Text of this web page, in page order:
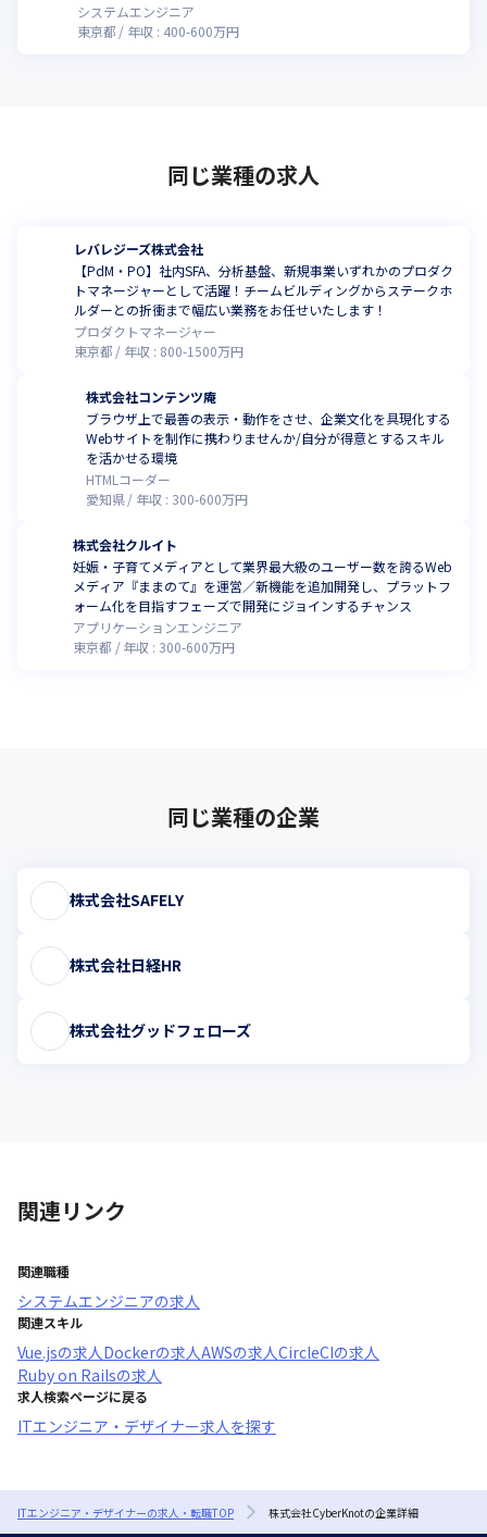
システムエンジニア
東京都
年収 : 400-600万円
同じ業種の求人
レバレジーズ株式会社
【PdM・PO】社内SFA、分析基盤、新規事業いずれかのプロダク
トマネージャーとして活躍！チームビルディングからステークホ
ルダーとの折衝まで幅広い業務をお任せいたします！
プロダクトマネージャー
東京都
年収 : 800-1500万円
株式会社コンテンツ庵
ブラウザ上で最善の表示・動作をさせ、企業文化を具現化する
Webサイトを制作に携わりませんか/自分が得意とするスキル
を活かせる環境
HTMLコーダー
愛知県
年収 : 300-600万円
株式会社クルイト
妊娠・子育てメディアとして業界最大級のユーザー数を誇るWeb
メディア『ままのて』を運営／新機能を追加開発し、プラットフ
ォーム化を目指すフェーズで開発にジョインするチャンス
アプリケーションエンジニア
東京都
年収 : 300-600万円
同じ業種の企業
株式会社SAFELY
株式会社日経HR
株式会社グッドフェローズ
関連リンク
関連職種
システムエンジニアの求人
関連スキル
Vue.jsの求人 Dockerの求人AWSの求人CircleCIの求人
Ruby on Railsの求人
求人検索ページに戻る
ITエンジニア・デザイナー求人を探す
ITエンジニア・デザイナーの求人・転職TOP 株式会社CyberKnotの企業詳細